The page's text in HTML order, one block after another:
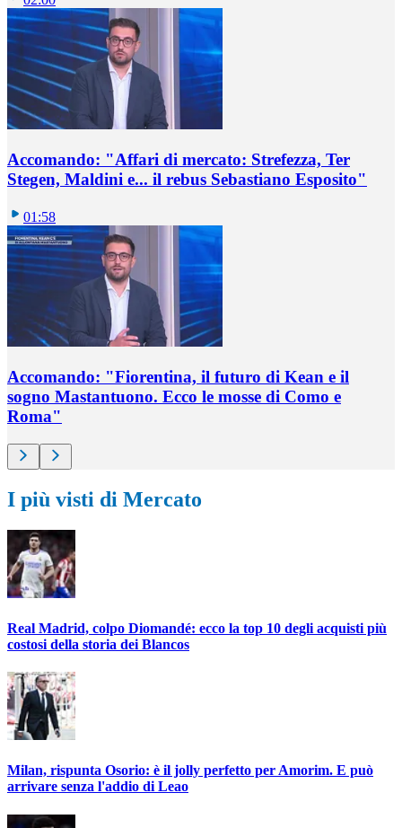
Accomando: "Affari di mercato: Strefezza, Ter
Stegen, Maldini e... il rebus Sebastiano Esposito"
01:58
Accomando: "Fiorentina, il futuro di Kean e il
sogno Mastantuono. Ecco le mosse di Como e
Roma"
I più visti di Mercato
Real Madrid, colpo Diomandé: ecco la top 10 degli acquisti più
costosi della storia dei Blancos
Milan, rispunta Osorio: è il jolly perfetto per Amorim. E può
arrivare senza l'addio di Leao